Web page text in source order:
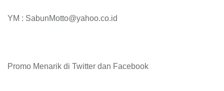
YM : SabunMotto@yahoo.co.id
Promo Menarik di Twitter dan Facebook